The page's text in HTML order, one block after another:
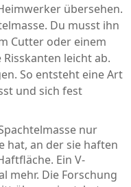
übersehen.
Du musst ihn
Cutter oder einem
leicht ab.
So entsteht eine Art
und sich fest
nur
hat, an der sie haften
Ein V-
mehr. Die Forschung